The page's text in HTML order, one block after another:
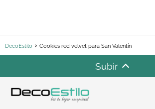
DecoEstilo Cookies red velvet para San Valentín
Subir